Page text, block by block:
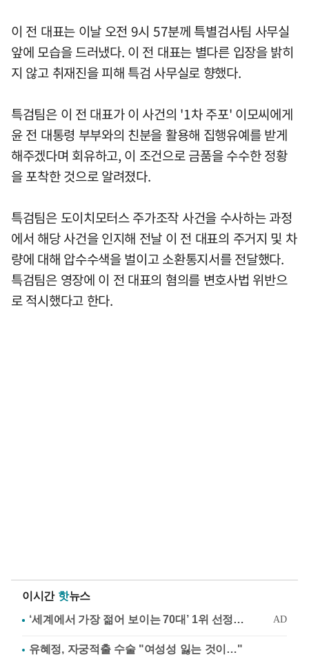
이 전 대표는 이날 오전 9시 57분께 특별검사팀 사무실
앞에 모습을 드러냈다. 이 전 대표는 별다른 입장을 밝히
지 않고 취재진을 피해 특검 사무실로 향했다.
특검팀은 이 전 대표가 이 사건의 '1차 주포' 이모씨에게
윤 전 대통령 부부와의 친분을 활용해 집행유예를 받게
해주겠다며 회유하고, 이 조건으로 금품을 수수한 정황
을 포착한 것으로 알려졌다.
특검팀은 도이치모터스 주가조작 사건을 수사하는 과정
에서 해당 사건을 인지해 전날 이 전 대표의 주거지 및 차
량에 대해 압수수색을 벌이고 소환통지서를 전달했다.
특검팀은 영장에 이 전 대표의 혐의를 변호사법 위반으
로 적시했다고 한다.
이시간 핫뉴스
유혜정, 자궁적출 수술 "여성성 잃는 것이…"